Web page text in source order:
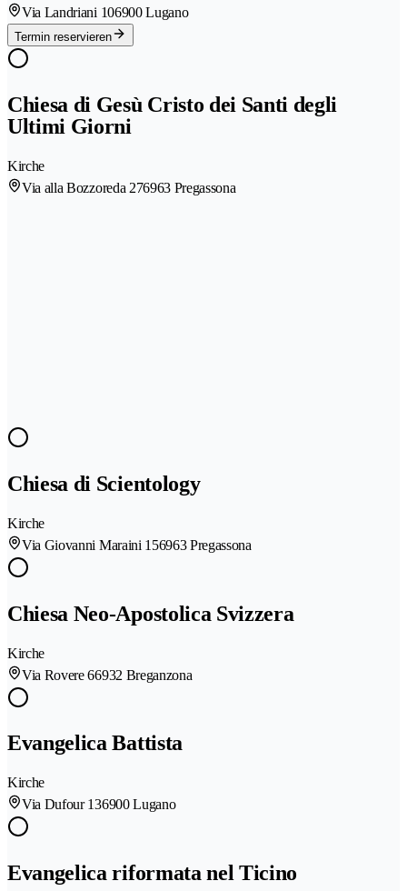
Via Landriani 106900 Lugano
Termin reservieren
Chiesa di Gesù Cristo dei Santi degli
Ultimi Giorni
Kirche
Via alla Bozzoreda 276963 Pregassona
Chiesa di Scientology
Kirche
Via Giovanni Maraini 156963 Pregassona
Chiesa Neo-Apostolica Svizzera
Kirche
Via Rovere 66932 Breganzona
Evangelica Battista
Kirche
Via Dufour 136900 Lugano
Evangelica riformata nel Ticino